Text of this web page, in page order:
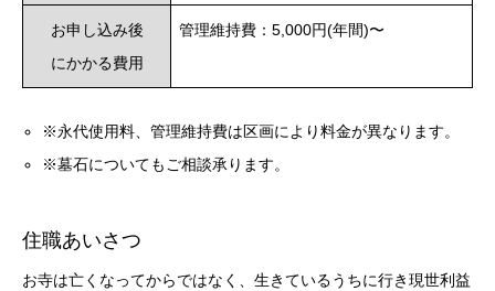
お申し込み後
にかかる費用
管理維持費：5,000円(年間)〜
※永代使用料、管理維持費は区画により料金が異なります。
※墓石についてもご相談承ります。
住職あいさつ
お寺は亡くなってからではなく、生きているうちに行き現世利益